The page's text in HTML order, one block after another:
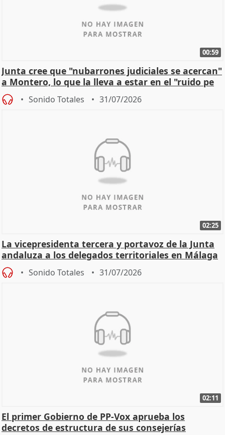
00:59
Junta cree que "nubarrones judiciales se acercan"
a Montero, lo que la lleva a estar en el "ruido pe
Sonido Totales 31/07/2026
02:25
La vicepresidenta tercera y portavoz de la Junta
andaluza a los delegados territoriales en Málaga
Sonido Totales 31/07/2026
02:11
El primer Gobierno de PP-Vox aprueba los
decretos de estructura de sus consejerías